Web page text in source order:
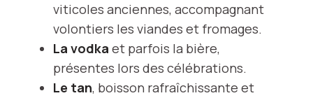
viticoles anciennes, accompagnant
volontiers les viandes et fromages.
La vodka et parfois la bière,
présentes lors des célébrations.
Le tan, boisson rafraîchissante et